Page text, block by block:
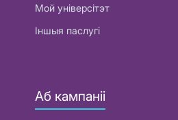
Мой універсітэт
Іншыя паслугі
Аб кампаніі